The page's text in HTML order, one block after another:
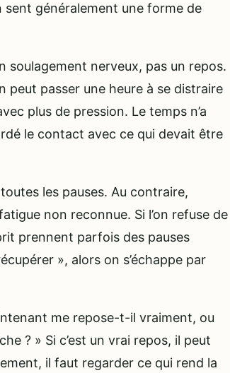
sent généralement une forme de
soulagement nerveux, pas un repos.
peut passer une heure à se distraire
plus de pression. Le temps n’a
le contact avec ce qui devait être
les pauses. Au contraire,
non reconnue. Si l’on refuse de
prennent parfois des pauses
», alors on s’échappe par
me repose-t-il vraiment, ou
? » Si c’est un vrai repos, il peut
il faut regarder ce qui rend la